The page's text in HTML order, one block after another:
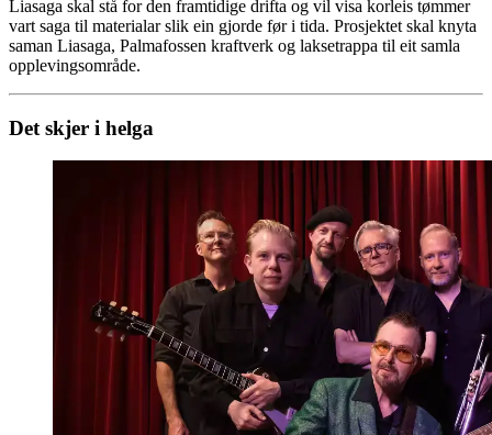
Liasaga skal stå for den framtidige drifta og vil visa korleis tømmer
vart saga til materialar slik ein gjorde før i tida. Prosjektet skal knyta
saman Liasaga, Palmafossen kraftverk og laksetrappa til eit samla
opplevingsområde.
Det skjer i helga